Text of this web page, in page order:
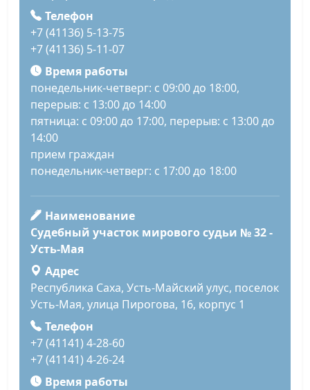
Телефон
+7 (41136) 5-13-75
+7 (41136) 5-11-07
Время работы
понедельник-четверг: с 09:00 до 18:00,
перерыв: с 13:00 до 14:00
пятница: с 09:00 до 17:00, перерыв: с 13:00 до
14:00
прием граждан
понедельник-четверг: с 17:00 до 18:00
Наименование
Судебный участок мирового судьи № 32 -
Усть-Мая
Адрес
Республика Саха, Усть-Майский улус, поселок
Усть-Мая, улица Пирогова, 16, корпус 1
Телефон
+7 (41141) 4-28-60
+7 (41141) 4-26-24
Время работы